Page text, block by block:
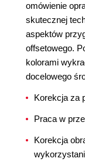
omówienie
skutecznej
aspektów
offsetowego.
kolorami
docelowego
Korekcja za
Praca w
Korekcja